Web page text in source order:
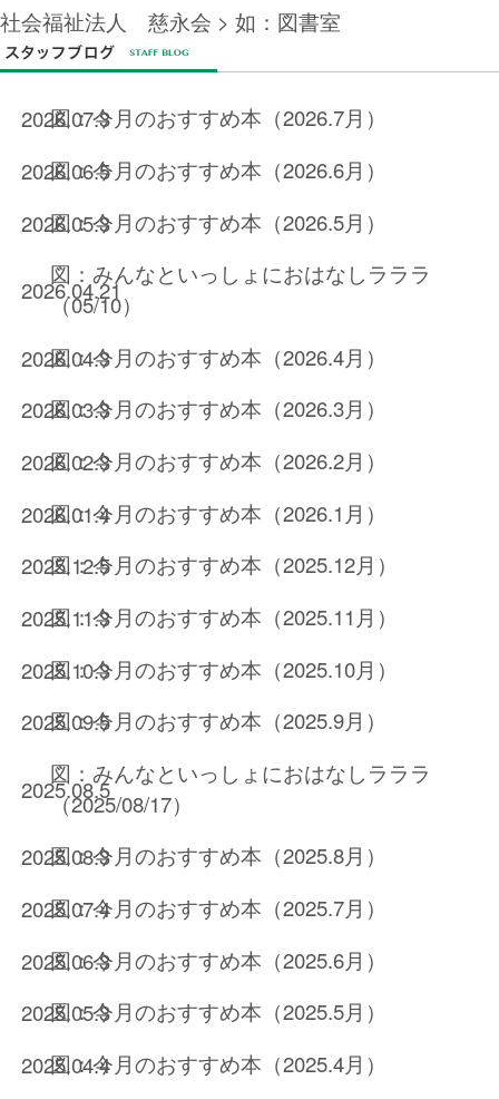
社会福祉法人 慈永会 > 如：図書室
2026.07.3
図：今月のおすすめ本（2026.7月）
2026.06.5
図：今月のおすすめ本（2026.6月）
2026.05.3
図：今月のおすすめ本（2026.5月）
2026.04.21
図：みんなといっしょにおはなしラララ
（05/10）
2026.04.3
図：今月のおすすめ本（2026.4月）
2026.03.3
図：今月のおすすめ本（2026.3月）
2026.02.3
図：今月のおすすめ本（2026.2月）
2026.01.4
図：今月のおすすめ本（2026.1月）
2025.12.5
図：今月のおすすめ本（2025.12月）
2025.11.3
図：今月のおすすめ本（2025.11月）
2025.10.3
図：今月のおすすめ本（2025.10月）
2025.09.5
図：今月のおすすめ本（2025.9月）
2025.08.5
図：みんなといっしょにおはなしラララ
（2025/08/17）
2025.08.3
図：今月のおすすめ本（2025.8月）
2025.07.4
図：今月のおすすめ本（2025.7月）
2025.06.3
図：今月のおすすめ本（2025.6月）
2025.05.3
図：今月のおすすめ本（2025.5月）
2025.04.4
図：今月のおすすめ本（2025.4月）